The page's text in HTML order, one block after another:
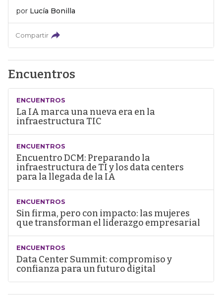
por Lucía Bonilla
Compartir
Encuentros
ENCUENTROS
La IA marca una nueva era en la
infraestructura TIC
ENCUENTROS
Encuentro DCM: Preparando la
infraestructura de TI y los data centers
para la llegada de la IA
ENCUENTROS
Sin firma, pero con impacto: las mujeres
que transforman el liderazgo empresarial
ENCUENTROS
Data Center Summit: compromiso y
confianza para un futuro digital